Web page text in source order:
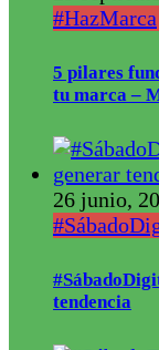
#HazMarca
5 pilares
tu marca –
26 junio,
tendencia